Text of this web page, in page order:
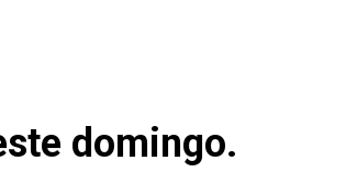
domingo.